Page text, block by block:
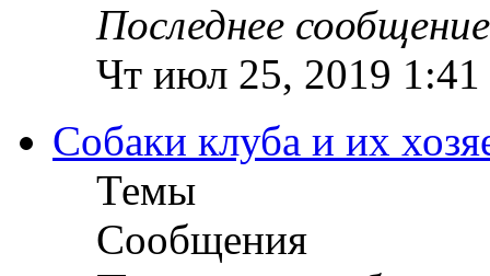
Последнее сообщение
Чт июл 25, 2019 1:41
Собаки клуба и их
Темы
Сообщения